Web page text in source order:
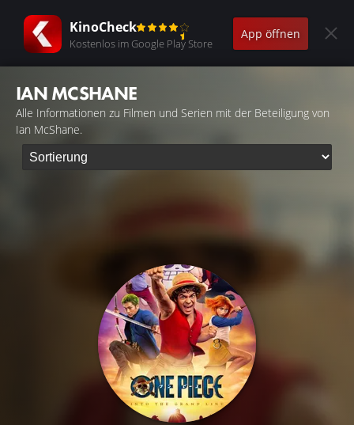
KinoCheck
Kostenlos im Google Play Store
App öffnen
IAN MCSHANE
Alle Informationen zu Filmen und Serien mit der Beteiligung von
Ian McShane.